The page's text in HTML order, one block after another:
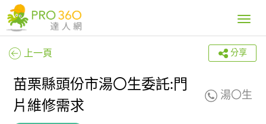
Toggle
上一頁 分享
苗栗縣頭份市湯〇生委託:門
片維修需求
湯〇生